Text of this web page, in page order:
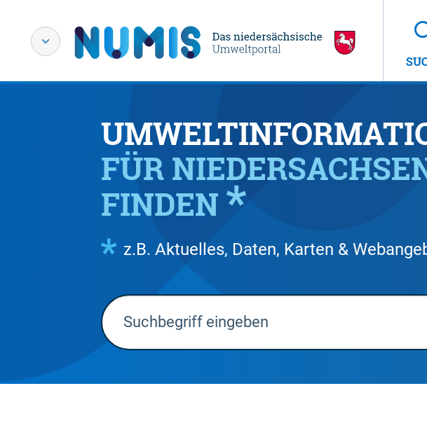
FÜR
FINDEN
z.B. Aktuelles, Daten, Karten &